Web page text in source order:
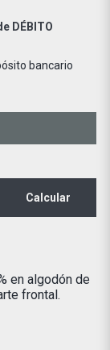
DÉBITO
bancario
Calcular
en algodón de
frontal.